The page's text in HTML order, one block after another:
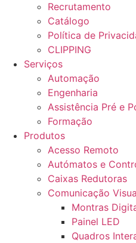
Recrutamento
Catálogo
Política de
CLIPPING
Serviços
Automação
Engenharia
Assistência Pré e
Formação
Produtos
Acesso Remoto
Autómatos e
Caixas Redutoras
Comunicação
Montras
Painel LED
Quadros